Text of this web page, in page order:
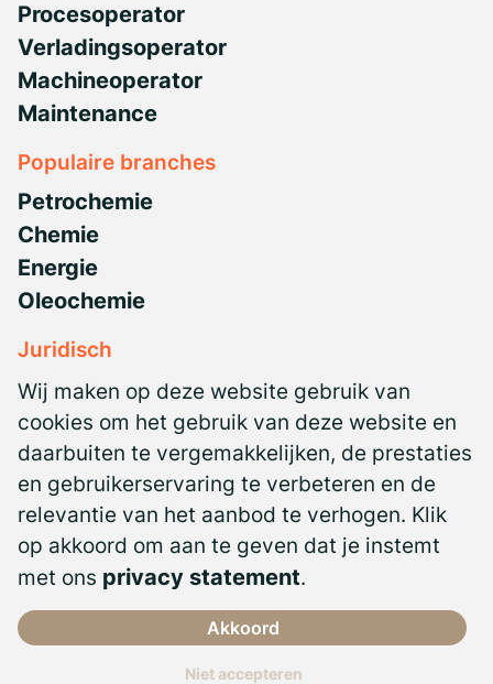
Procesoperator
Verladingsoperator
Machineoperator
Maintenance
Populaire branches
Petrochemie
Chemie
Energie
Oleochemie
Juridisch
Privacyverklaring
NBBU CAO
Antidiscriminatiebeleid
Algemene voorwaarden
Certificeringen
Wij maken op deze website gebruik van
cookies om het gebruik van deze website en
daarbuiten te vergemakkelijken, de prestaties
en gebruikerservaring te verbeteren en de
relevantie van het aanbod te verhogen. Klik
op akkoord om aan te geven dat je instemt
met ons privacy statement.
Akkoord
Niet accepteren